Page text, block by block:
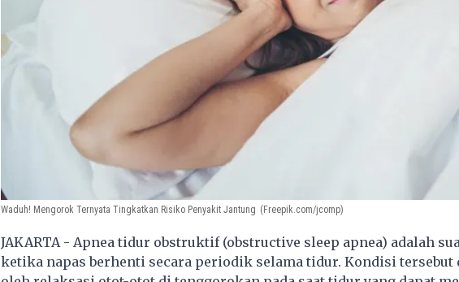
Waduh! Mengorok Ternyata Tingkatkan Risiko Penyakit Jantung (Freepik.com/jcomp)
JAKARTA - Apnea tidur obstruktif (obstructive sleep apnea) adalah
ketika napas berhenti secara periodik selama tidur. Kondisi tersebut